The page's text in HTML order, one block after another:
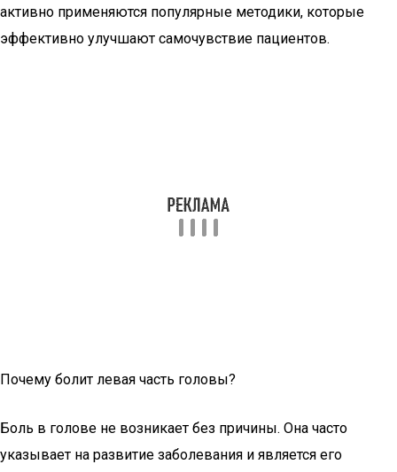
активно применяются популярные методики, которые
эффективно улучшают самочувствие пациентов.
Почему болит левая часть головы?
Боль в голове не возникает без причины. Она часто
указывает на развитие заболевания и является его